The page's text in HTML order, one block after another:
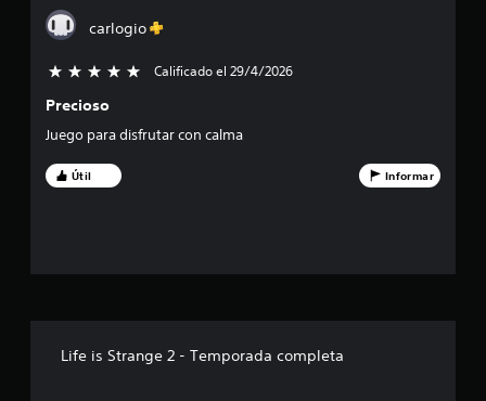
l
a
d
e
carlogio
5 estrellas de un total de 5
Calificado el 29/4/2026
Precioso
Juego para disfrutar con calma
Útil Informar
Life is Strange 2 - Temporada completa